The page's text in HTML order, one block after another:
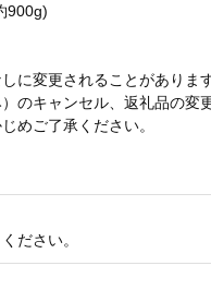
900g)
に変更されることがあります
のキャンセル、返礼品の変
めご了承ください。
ださい。